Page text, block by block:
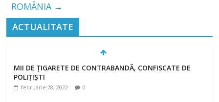
ROMÂNIA →
ACTUALITATE
MII DE ȚIGARETE DE CONTRABANDĂ, CONFISCATE DE
POLIȚIȘTI
februarie 28, 2022 0